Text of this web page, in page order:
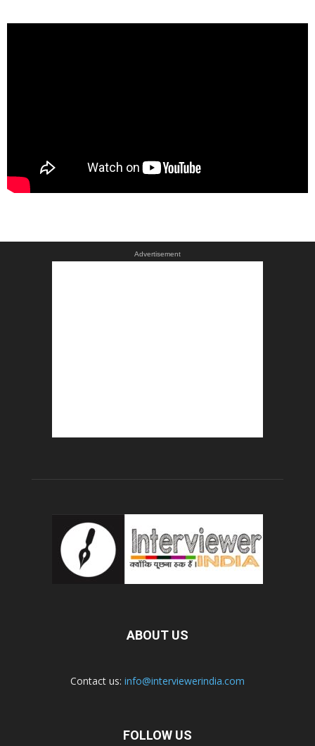
Advertisement
ABOUT US
Contact us: info@interviewerindia.com
FOLLOW US